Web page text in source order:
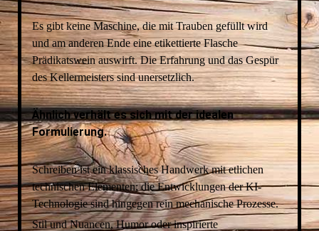
Es gibt keine Maschine, die mit Trauben gefüllt wird
und am anderen Ende eine etikettierte Flasche
Prädikatswein auswirft. Die Erfahrung und das Gespür
des Kellermeisters sind unersetzlich.
Ähnlich verhält es sich mit der idealen
Formulierung.
Schreiben ist ein klassisches Handwerk mit etlichen
technischen Elementen; die Entwicklungen der KI-
Technologie sind hingegen rein mechanische Prozesse.
Stil und Nuancen, Humor oder inspirierte